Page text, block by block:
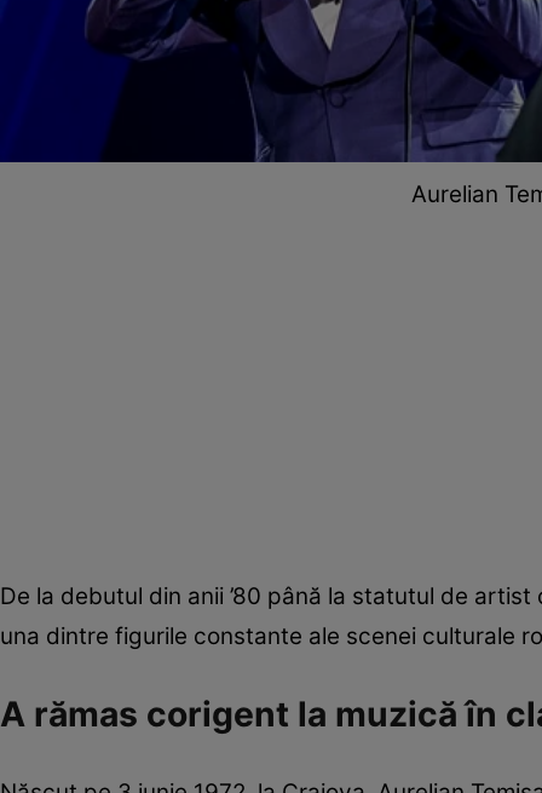
Aurelian
De la debutul din anii ’80 până la statutul de
una dintre figurile constante ale scenei culturale
A rămas corigent la muzică în